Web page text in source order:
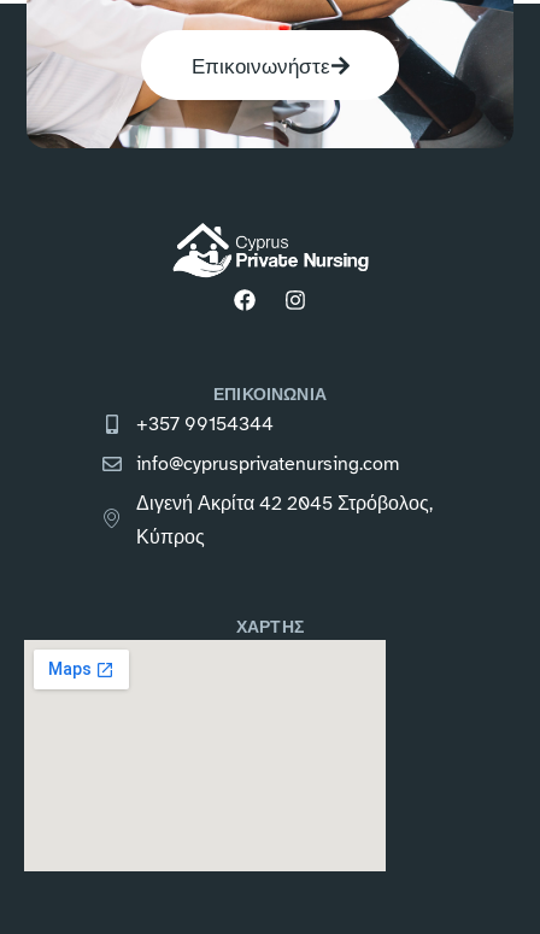
Επικοινωνήστε
ΕΠΙΚΟΙΝΩΝΙΑ
+357 99154344
info@cyprusprivatenursing.com
Διγενή Ακρίτα 42 2045 Στρόβολος,
Κύπρος
ΧΑΡΤΗΣ